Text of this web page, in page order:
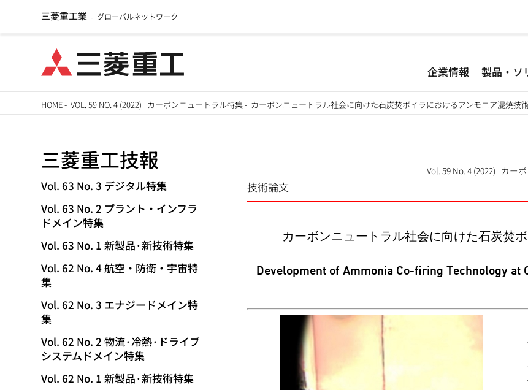
イ
三菱重工業 - グローバルネットワーク
企業情報 製品・ソ
HOME-VOL. 59 NO. 4 (2022) カーボンニュートラル特集- カーボンニュートラル社会に向けた石炭焚ボイラにおけるアンモニア混焼技
Vol. 59 No. 4 (2022) カー
技術論文
カーボンニュートラル社会に向けた石炭焚
Development of Ammonia Co-firing Technology
三菱重工技報
TECHNICAL
REVIEW
Vol. 63 No. 3 デジタル特集
Vol. 63 No. 2 プラント・インフラ
ドメイン特集
Vol. 63 No. 1 新製品·新技術特集
Vol. 62 No. 4 航空・防衛・宇宙特
集
Vol. 62 No. 3 エナジードメイン特
集
Vol. 62 No. 2 物流·冷熱·ドライブ
システムドメイン特集
Vol. 62 No. 1 新製品·新技術特集